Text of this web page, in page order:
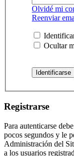
Olvidé mi
Reenviar
Ocultar
Registrarse
Para autenticarse
pocos segundos y le
Administración del
a los usuarios